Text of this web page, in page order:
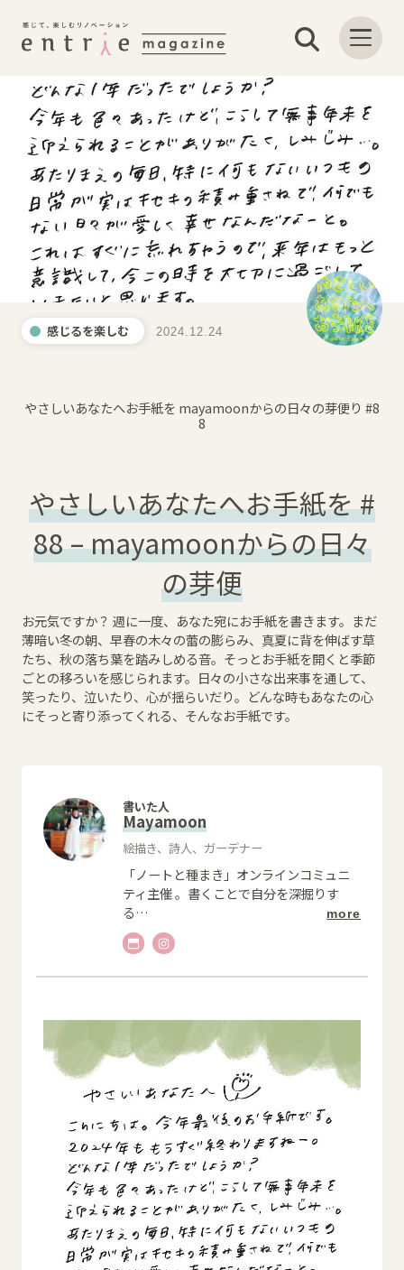
感じるを楽しむ 2024.12.24
やさしいあなたへお手紙を mayamoonからの日々の芽便り #8
8
やさしいあなたへお手紙を #
88 – mayamoonからの日々
の芽便
お元気ですか？ 週に一度、あなた宛にお手紙を書きます。まだ
薄暗い冬の朝、早春の木々の蕾の膨らみ、真夏に背を伸ばす草
たち、秋の落ち葉を踏みしめる音。そっとお手紙を開くと季節
ごとの移ろいを感じられます。日々の小さな出来事を通して、
笑ったり、泣いたり、心が揺らいだり。どんな時もあなたの心
にそっと寄り添ってくれる、そんなお手紙です。
書いた人
Mayamoon
絵描き、詩人、ガーデナー
「ノートと種まき」オンラインコミュニ
ティ主催 。書くことで自分を深掘りす
る… more